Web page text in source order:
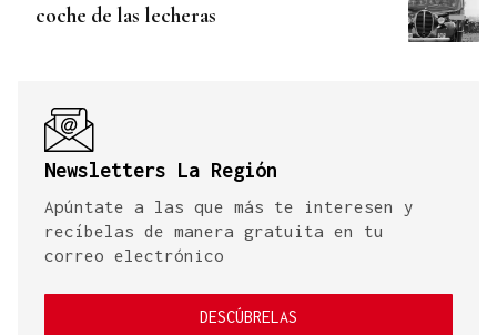
coche de las lecheras
Newsletters La Región
Apúntate a las que más te interesen y
recíbelas de manera gratuita en tu
correo electrónico
DESCÚBRELAS